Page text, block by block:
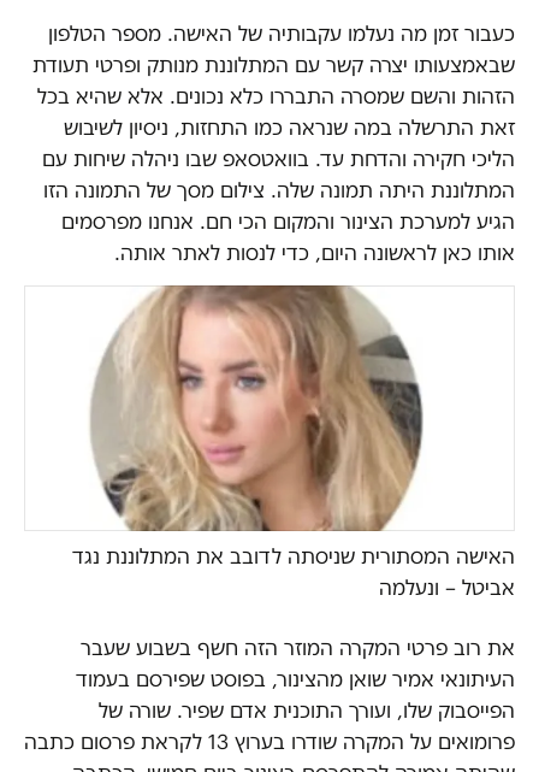
כעבור זמן מה נעלמו עקבותיה של האישה. מספר הטלפון
שבאמצעותו יצרה קשר עם המתלוננת מנותק ופרטי תעודת
הזהות והשם שמסרה התבררו כלא נכונים. אלא שהיא בכל
זאת התרשלה במה שנראה כמו התחזות, ניסיון לשיבוש
הליכי חקירה והדחת עד. בוואטסאפ שבו ניהלה שיחות עם
המתלוננת היתה תמונה שלה. צילום מסך של התמונה הזו
הגיע למערכת הצינור והמקום הכי חם. אנחנו מפרסמים
אותו כאן לראשונה היום, כדי לנסות לאתר אותה.
האישה המסתורית שניסתה לדובב את המתלוננת נגד
אביטל – ונעלמה
את רוב פרטי המקרה המוזר הזה חשף בשבוע שעבר
העיתונאי אמיר שואן מהצינור, בפוסט שפירסם בעמוד
הפייסבוק שלו, ועורך התוכנית אדם שפיר. שורה של
פרומואים על המקרה שודרו בערוץ 13 לקראת פרסום כתבה